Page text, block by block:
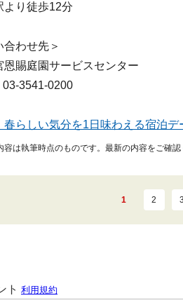
より徒歩12分
合わせ先＞
恩賜庭園サービスセンター
03-3541-0200
春らしい気分を1日味わえる宿泊デ
は執筆時点のものです。最新の内容をご確認
1 2 3